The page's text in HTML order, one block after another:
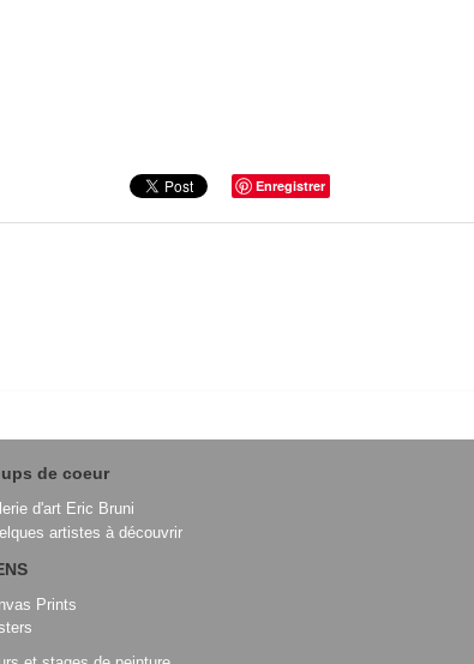
Enregistrer
de coeur
d'art Eric Bruni
artistes à découvrir
Prints